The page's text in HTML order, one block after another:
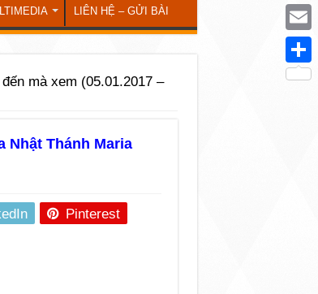
LIÊN HỆ – GỬI BÀI
mà xem (05.01.2017 –
Nhật Thánh Maria
Pinterest
Viber